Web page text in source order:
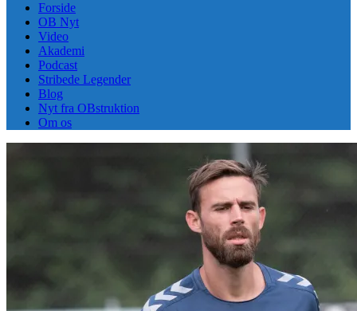
Forside
OB Nyt
Video
Akademi
Podcast
Stribede Legender
Blog
Nyt fra OBstruktion
Om os